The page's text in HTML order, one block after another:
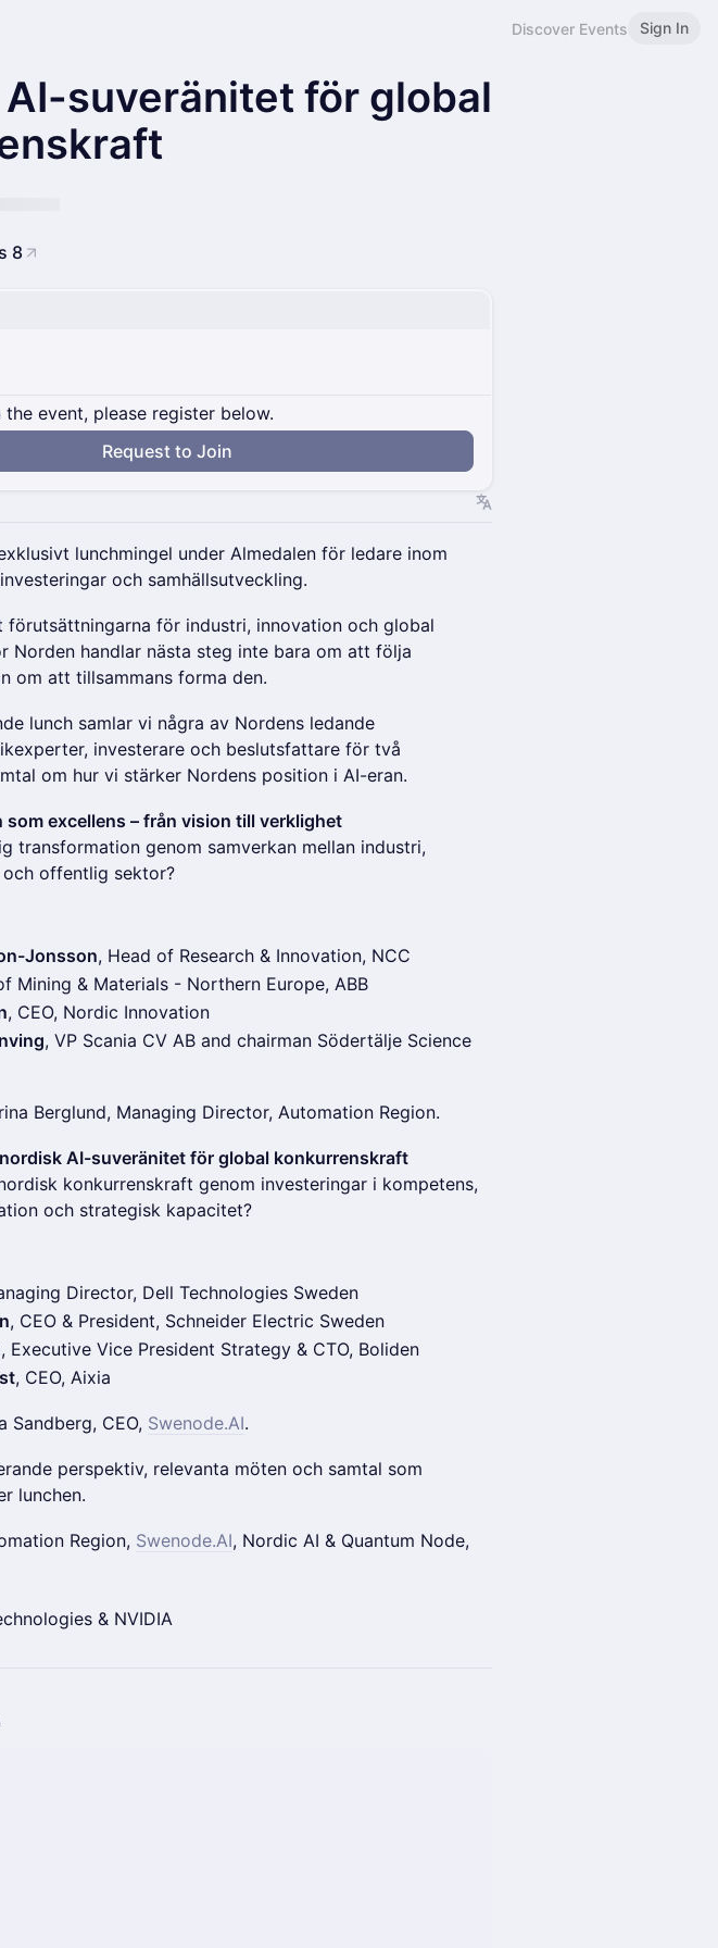
Discover Events Sign In
suveränitet för global
8
the event, please register below.
Request to Join
lunchmingel under Almedalen för ledare inom
och samhällsutveckling.
förutsättningarna för industri, innovation och global
Norden handlar nästa steg inte bara om att följa
om att tillsammans forma den.
lunch samlar vi några av Nordens ledande
investerare och beslutsfattare för två
om hur vi stärker Nordens position i AI-eran.
som excellens – från vision till verklighet
transformation genom samverkan mellan industri,
offentlig sektor?
Jonsson, Head of Research & Innovation, NCC
Mining & Materials - Northern Europe, ABB
, CEO, Nordic Innovation
, VP Scania CV AB and chairman Södertälje Science
Berglund, Managing Director, Automation Region.
AI-suveränitet för global konkurrenskraft
konkurrenskraft genom investeringar i kompetens,
och strategisk kapacitet?
Director, Dell Technologies Sweden
, CEO & President, Schneider Electric Sweden
, Executive Vice President Strategy & CTO, Boliden
, CEO, Aixia
Sandberg, CEO, Swenode.AI.
perspektiv, relevanta möten och samtal som
lunchen.
Region, Swenode.AI, Nordic AI & Quantum Node,
& NVIDIA